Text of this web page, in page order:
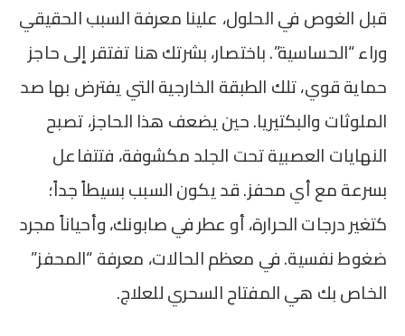
قبل الغوص في الحلول، علينا معرفة السبب الحقيقي
وراء “الحساسية”. باختصار، بشرتك هنا تفتقر إلى حاجز
حماية قوي، تلك الطبقة الخارجية التي يفترض بها صد
الملوثات والبكتيريا. حين يضعف هذا الحاجز، تصبح
النهايات العصبية تحت الجلد مكشوفة، فتتفاعل
بسرعة مع أي محفز. قد يكون السبب بسيطاً جداً؛
كتغير درجات الحرارة، أو عطر في صابونك، وأحياناً مجرد
ضغوط نفسية. في معظم الحالات، معرفة “المحفز”
الخاص بك هي المفتاح السحري للعلاج.